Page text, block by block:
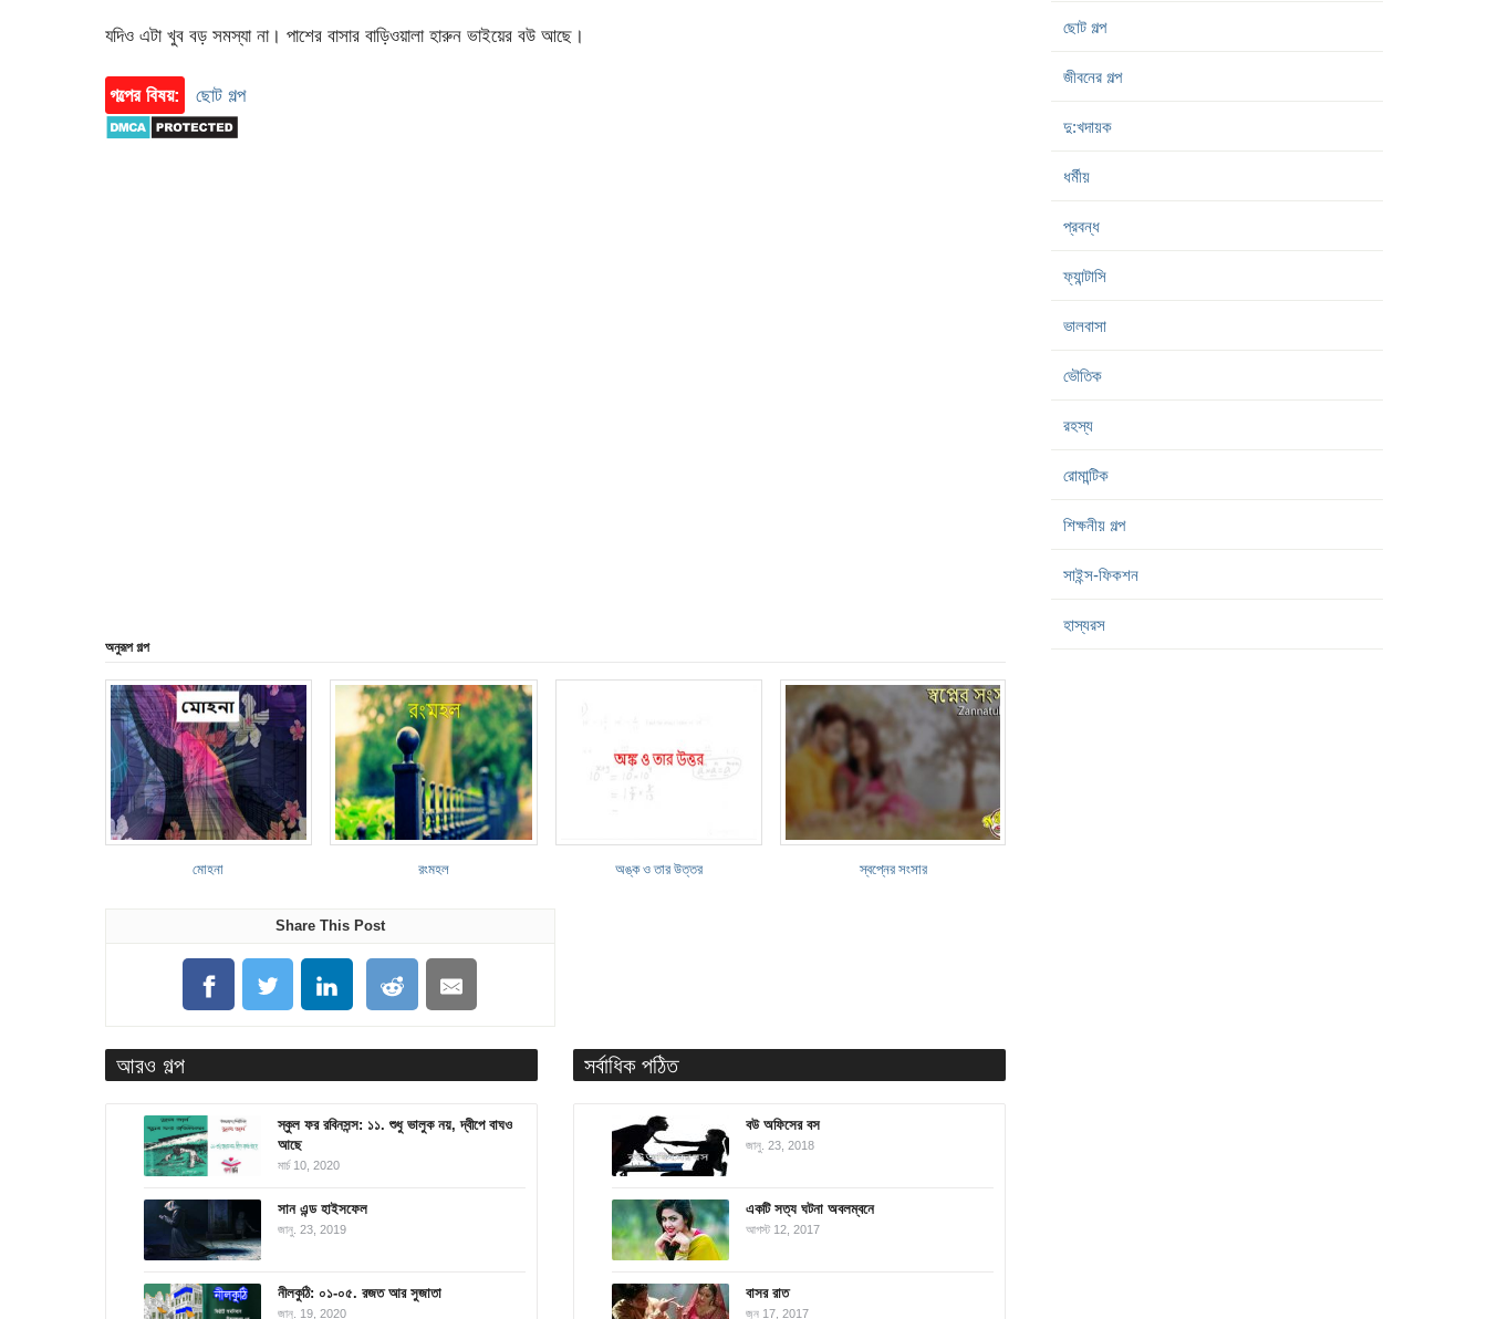
যদিও এটা খুব বড় সমস্যা না। পাশের বাসার বাড়িওয়ালা হারুন ভাইয়ের বউ আছে।
গল্পের বিষয়: ছোট গল্প
অনুরূপ গল্প
মোহনা রংমহল অঙ্ক ও তার উত্তর স্বপ্নের সংসার
Share This Post
আরও গল্প
স্কুল ফর রবিনসন্স: ১১. শুধু ভালুক নয়, দ্বীপে বাঘও
আছে
মার্চ 10, 2020
সান এন্ড হাইসফেল
জানু. 23, 2019
নীলকুঠি: ০১-০৫. রজত আর সুজাতা
জানু. 19, 2020
সর্বাধিক পঠিত
বউ অফিসের বস
জানু. 23, 2018
একটি সত্য ঘটনা অবলম্বনে
আগস্ট 12, 2017
বাসর রাত
জুন 17, 2017
ছোট গল্প
জীবনের গল্প
দু:খদায়ক
ধর্মীয়
প্রবন্ধ
ফ্যান্টাসি
ভালবাসা
ভৌতিক
রহস্য
রোমান্টিক
শিক্ষনীয় গল্প
সাইন্স-ফিকশন
হাস্যরস